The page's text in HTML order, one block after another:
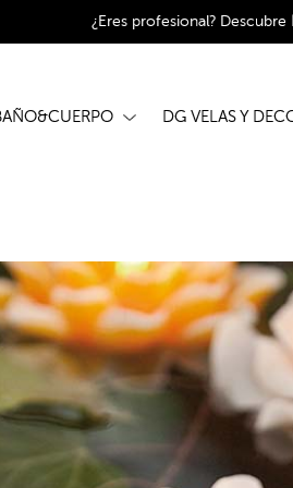
¿Eres profesional? Descubre
BAÑO&CUERPO DG VELAS Y